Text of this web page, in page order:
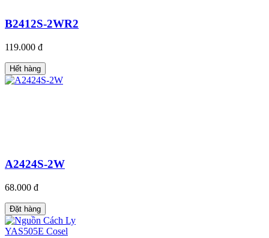
B2412S-2WR2
119.000 đ
Hết hàng
A2424S-2W
68.000 đ
Đặt hàng